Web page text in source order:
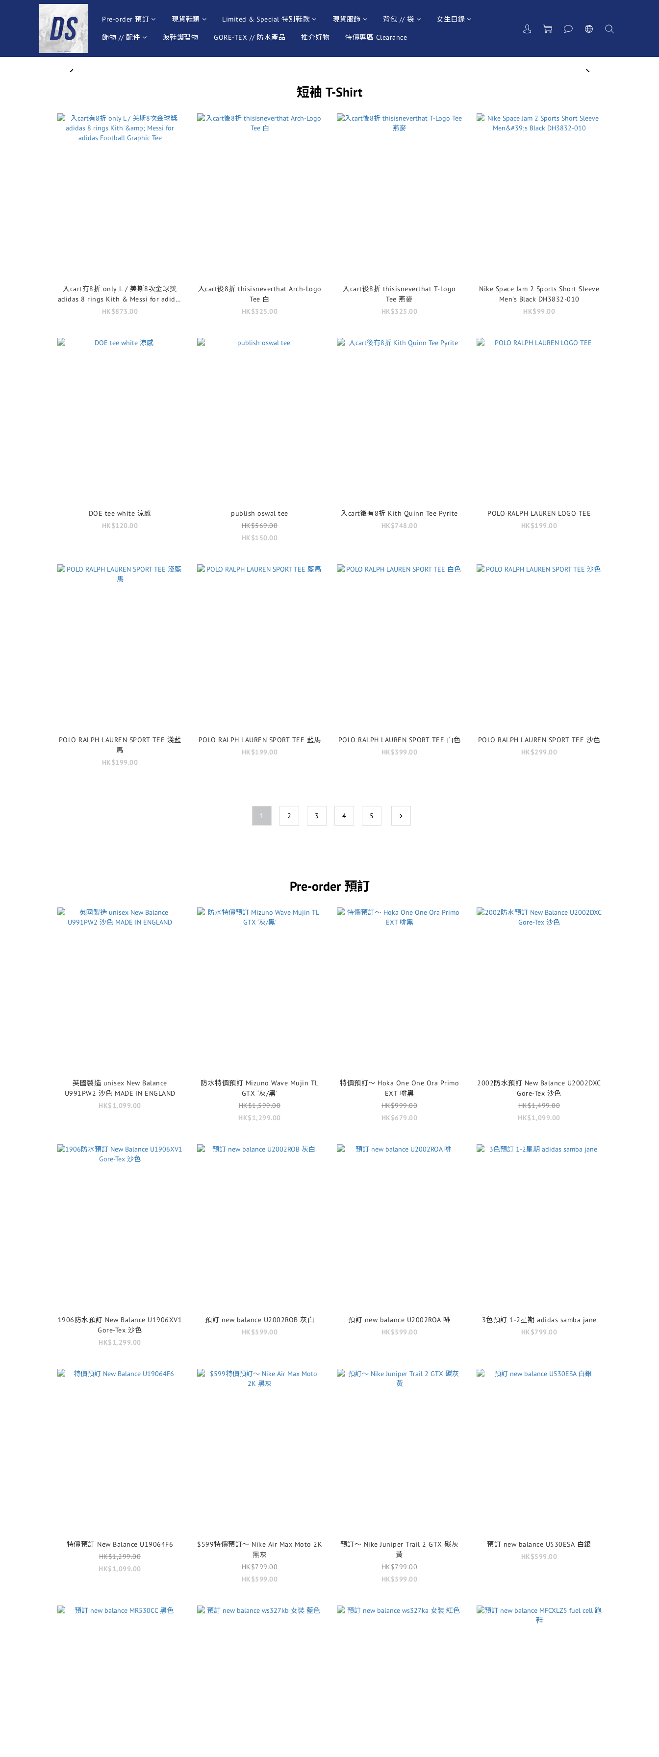
Pre-order 預訂 現貨鞋類 Limited & Special 特別鞋款 現貨服飾 背包 // 袋 女生目錄
飾物 // 配件 波鞋護理物 GORE-TEX // 防水產品 推介好物 特價專區 Clearance
prev next
短袖 T-Shirt
入cart有8折 only L / 美斯8次金球獎
adidas 8 rings Kith & Messi for adidas
Football Graphic Tee
HK$873.00
入cart後8折 thisisneverthat Arch-Logo
Tee 白
HK$325.00
入cart後8折 thisisneverthat T-Logo
Tee 燕麥
HK$325.00
Nike Space Jam 2 Sports Short Sleeve
Men's Black DH3832-010
HK$99.00
DOE tee white 涼感
HK$120.00
publish oswal tee
HK$569.00
HK$150.00
入cart後有8折 Kith Quinn Tee Pyrite
HK$748.00
POLO RALPH LAUREN LOGO TEE
HK$199.00
POLO RALPH LAUREN SPORT TEE 淺藍
馬
HK$199.00
POLO RALPH LAUREN SPORT TEE 藍馬
HK$199.00
POLO RALPH LAUREN SPORT TEE 白色
HK$399.00
POLO RALPH LAUREN SPORT TEE 沙色
HK$299.00
1 2 3 4 5
Pre-order 預訂
英國製造 unisex New Balance
U991PW2 沙色 MADE IN ENGLAND
HK$1,099.00
防水特價預訂 Mizuno Wave Mujin TL
GTX ‘灰/黑’
HK$1,599.00
HK$1,299.00
特價預訂～ Hoka One One Ora Primo
EXT 啡黑
HK$999.00
HK$679.00
2002防水預訂 New Balance U2002DXC
Gore-Tex 沙色
HK$1,499.00
HK$1,099.00
1906防水預訂 New Balance U1906XV1
Gore-Tex 沙色
HK$1,299.00
預訂 new balance U2002ROB 灰白
HK$599.00
預訂 new balance U2002ROA 啡
HK$599.00
3色預訂 1-2星期 adidas samba jane
HK$799.00
特價預訂 New Balance U19064F6
HK$1,299.00
HK$1,099.00
$599特價預訂～ Nike Air Max Moto 2K
黑灰
HK$799.00
HK$599.00
預訂～ Nike Juniper Trail 2 GTX 碳灰
黃
HK$799.00
HK$599.00
預訂 new balance U530ESA 白銀
HK$599.00